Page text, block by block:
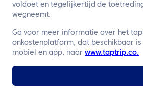
voldoet en tegelijkertijd de
wegneemt.
Ga voor meer informatie over het
onkostenplatform, dat beschikbaar is
mobiel en app, naar www.taptrip.co.